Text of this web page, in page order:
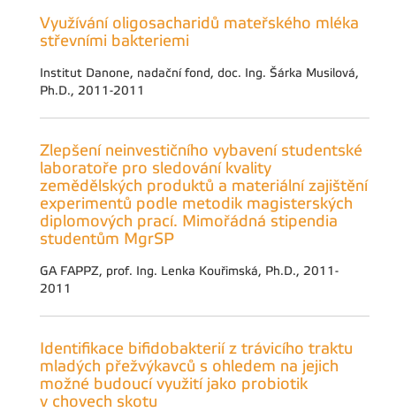
Využívání oligosacharidů mateřského mléka
střevními bakteriemi
Institut Danone, nadační fond, doc. Ing. Šárka Musilová,
Ph.D., 2011-2011
Zlepšení neinvestičního vybavení studentské
laboratoře pro sledování kvality
zemědělských produktů a materiální zajištění
experimentů podle metodik magisterských
diplomových prací. Mimořádná stipendia
studentům MgrSP
GA FAPPZ, prof. Ing. Lenka Kouřimská, Ph.D., 2011-
2011
Identifikace bifidobakterií z trávicího traktu
mladých přežvýkavců s ohledem na jejich
možné budoucí využití jako probiotik
v chovech skotu